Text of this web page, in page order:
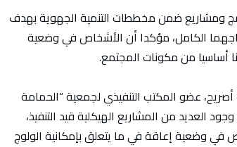
ومشاريع ضمن مخططات التنمية الجهوية بهدف
الكامل، مؤكدا أن الأشخاص في وضعية
من مكونات المجتمع.
أصريح، عضو المكتب التنفيذي لجمعية “الحمامة
العديد من المشاريع الهيكلية قيد التنفيذ،
في وضعية إعاقة في ما يتعلق بإمكانية الولوج